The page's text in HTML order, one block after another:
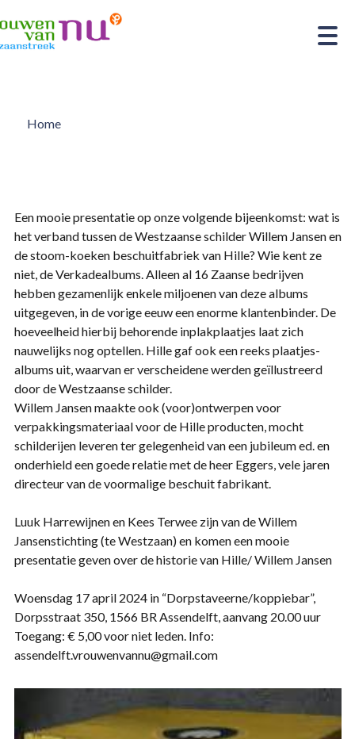
Home
Een mooie presentatie op onze volgende bijeenkomst: wat is
het verband tussen de Westzaanse schilder Willem Jansen en
de stoom-koeken beschuitfabriek van Hille? Wie kent ze
niet, de Verkadealbums. Alleen al 16 Zaanse bedrijven
hebben gezamenlijk enkele miljoenen van deze albums
uitgegeven, in de vorige eeuw een enorme klantenbinder. De
hoeveelheid hierbij behorende inplakplaatjes laat zich
nauwelijks nog optellen. Hille gaf ook een reeks plaatjes-
albums uit, waarvan er verscheidene werden geïllustreerd
door de Westzaanse schilder.
Willem Jansen maakte ook (voor)ontwerpen voor
verpakkingsmateriaal voor de Hille producten, mocht
schilderijen leveren ter gelegenheid van een jubileum ed. en
onderhield een goede relatie met de heer Eggers, vele jaren
directeur van de voormalige beschuit fabrikant.
Luuk Harrewijnen en Kees Terwee zijn van de Willem
Jansenstichting (te Westzaan) en komen een mooie
presentatie geven over de historie van Hille/ Willem Jansen
Woensdag 17 april 2024 in “Dorpstaveerne/koppiebar”,
Dorpsstraat 350, 1566 BR Assendelft, aanvang 20.00 uur
Toegang: € 5,00 voor niet leden. Info:
assendelft.vrouwenvannu@gmail.com